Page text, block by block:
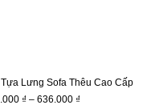
Lưng Sofa Thêu Cao Cấp
₫ – 636.000 ₫Khoảng